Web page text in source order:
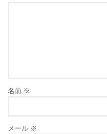
名前 ※
メール ※